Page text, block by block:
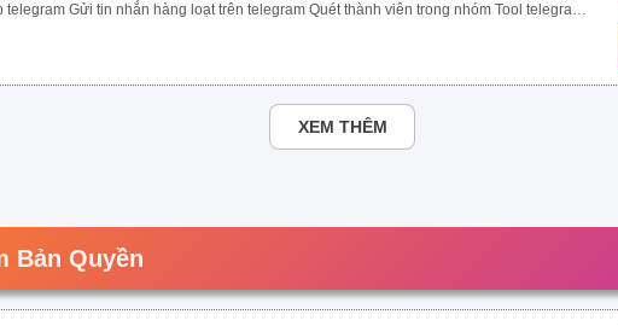
Gửi tin nhắn hàng loạt trên telegram Quét thành viên trong nhóm Tool telegram join nhóm tự động
XEM THÊM
Bản Quyền